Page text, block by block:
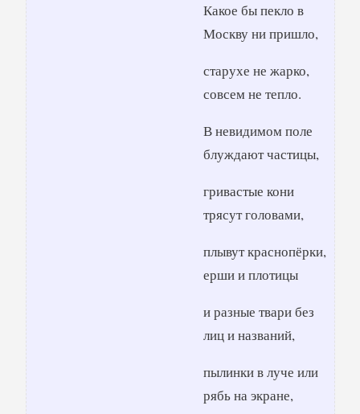
Какое бы пекло в
Москву ни пришло,
старухе не жарко,
совсем не тепло.
В невидимом поле
блуждают частицы,
гривастые кони
трясут головами,
плывут краснопёрки,
ерши и плотицы
и разные твари без
лиц и названий,
пылинки в луче или
рябь на экране,